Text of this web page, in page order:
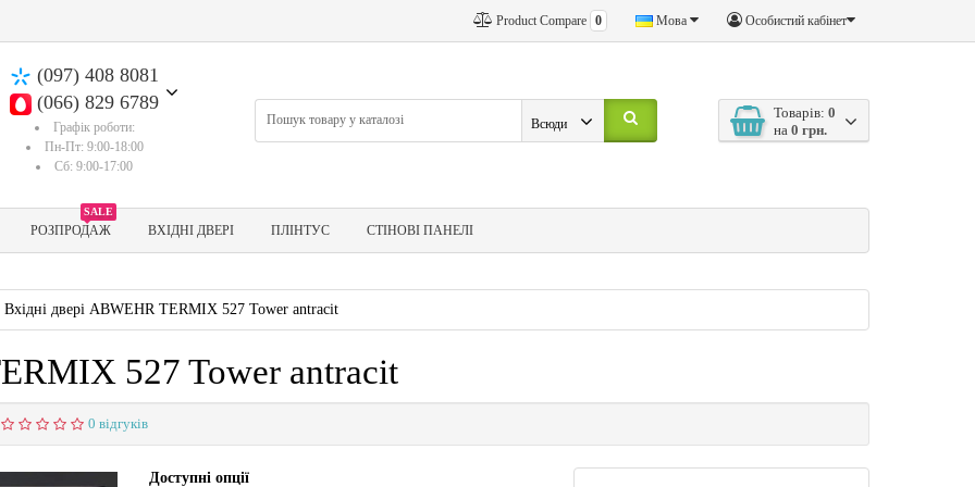
Особистий кабінет
Мова
Product Compare 0
(097) 408 8081
(066) 829 6789
Графік роботи:
Пн-Пт: 9:00-18:00
Сб: 9:00-17:00
Товарів: 0
на 0 грн.
Всюди
SALE
РОЗПРОДАЖ ВХІДНІ ДВЕРІ ПЛІНТУС СТІНОВІ ПАНЕЛІ
Вхідні двері ABWEHR TERMIX 527 Tower antracit
527 Tower antracit
0 відгуків
Доступні опції